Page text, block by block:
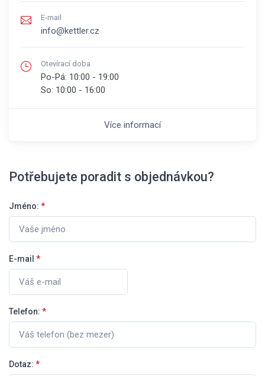
E-mail
info@kettler.cz
Otevírací doba
Po-Pá: 10:00 - 19:00
So: 10:00 - 16:00
Více informací
Potřebujete poradit s objednávkou?
Jméno: *
E-mail *
Telefon: *
Dotaz: *